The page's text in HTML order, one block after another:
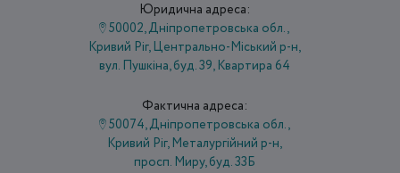
Юридична адреса:
50002, Дніпропетровська обл.,
Кривий Ріг, Центрально-Міський р-н,
вул. Пушкіна, буд. 39, Квартира 64
Фактична адреса:
50074, Дніпропетровська обл.,
Кривий Ріг, Металургійний р-н,
просп. Миру, буд. 33Б